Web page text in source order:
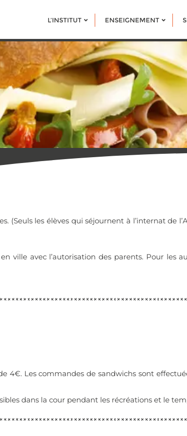
L’INSTITUT ENSEIGNEMENT
(Seuls les élèves qui séjournent à l’internat de
ville avec l’autorisation des parents. Pour les
4€. Les commandes de sandwichs sont
dans la cour pendant les récréations et le